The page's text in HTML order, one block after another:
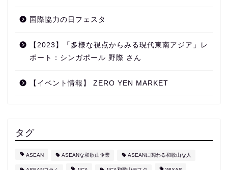
国際協力の日フェスタ
【2023】「多様な視点からみる現代東南アジア」レ
ポート：シンガポール 野際 さん
【イベント情報】 ZERO YEN MARKET
タグ
ASEAN ASEANな和歌山企業 ASEANに関わる和歌山な人